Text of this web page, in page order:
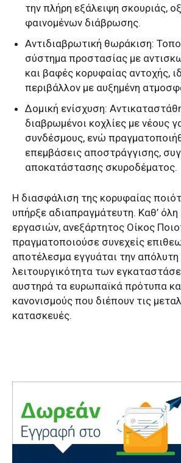
την πλήρη εξάλειψη σκουριάς,
φαινομένων διάβρωσης.
Αντιδιαβρωτική θωράκιση:
σύστημα προστασίας με
και βαφές κορυφαίας αντοχής,
περιβάλλον με αυξημένη
Δομική ενίσχυση:
διαβρωμένοι κοχλίες με νέους
συνδέσμους, ενώ
επεμβάσεις αποστράγγισης,
αποκατάστασης σκυροδέματος.
Η διασφάλιση της κορυφαίας
υπήρξε αδιαπραγμάτευτη. Καθ’
εργασιών, ανεξάρτητος Οίκος
πραγματοποιούσε συνεχείς
αποτέλεσμα εγγυάται την
λειτουργικότητα των
αυστηρά τα ευρωπαϊκά πρότυπα
κανονισμούς που διέπουν τις
κατασκευές.